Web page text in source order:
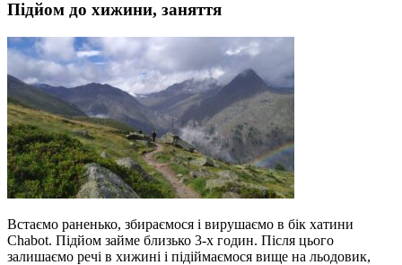
Підйом до хижини, заняття
Встаємо раненько, збираємося і вирушаємо в бік хатини
Chabot. Підйом займе близько 3-х годин. Після цього
залишаємо речі в хижині і підіймаємося вище на льодовик,